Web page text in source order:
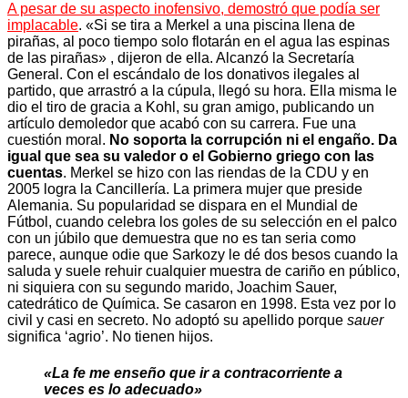
A pesar de su aspecto inofensivo, demostró que podía ser
implacable. «Si se tira a Merkel a una piscina llena de
pirañas, al poco tiempo solo flotarán en el agua las espinas
de las pirañas» , dijeron de ella. Alcanzó la Secretaría
General. Con el escándalo de los donativos ilegales al
partido, que arrastró a la cúpula, llegó su hora. Ella misma le
dio el tiro de gracia a Kohl, su gran amigo, publicando un
artículo demoledor que acabó con su carrera. Fue una
cuestión moral. No soporta la corrupción ni el engaño. Da
igual que sea su valedor o el Gobierno griego con las
cuentas. Merkel se hizo con las riendas de la CDU y en
2005 logra la Cancillería. La primera mujer que preside
Alemania. Su popularidad se dispara en el Mundial de
Fútbol, cuando celebra los goles de su selección en el palco
con un júbilo que demuestra que no es tan seria como
parece, aunque odie que Sarkozy le dé dos besos cuando la
saluda y suele rehuir cualquier muestra de cariño en público,
ni siquiera con su segundo marido, Joachim Sauer,
catedrático de Química. Se casaron en 1998. Esta vez por lo
civil y casi en secreto. No adoptó su apellido porque sauer
significa ‘agrio’. No tienen hijos.
«La fe me enseño que ir a contracorriente a
veces es lo adecuado»